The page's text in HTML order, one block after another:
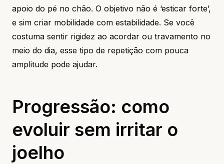
apoio do pé no chão. O objetivo não é ‘esticar forte’,
e sim criar mobilidade com estabilidade. Se você
costuma sentir rigidez ao acordar ou travamento no
meio do dia, esse tipo de repetição com pouca
amplitude pode ajudar.
Progressão: como
evoluir sem irritar o
joelho